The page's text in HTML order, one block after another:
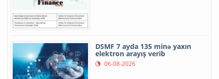
DSMF 7 ayda 135 minə yaxın
elektron arayış verib
06-08-2026